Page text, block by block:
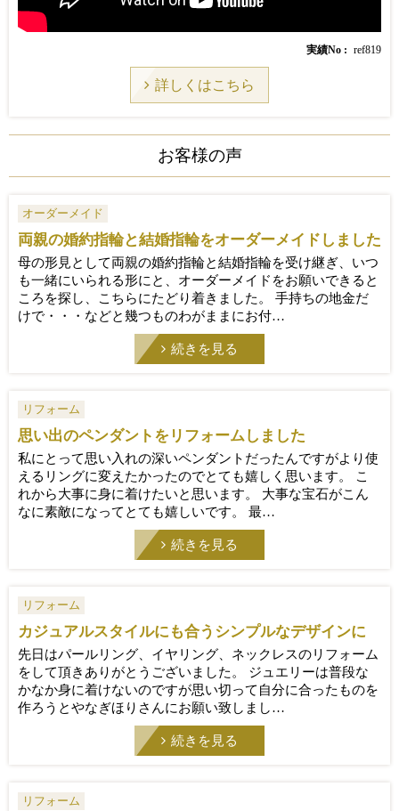
実績No ref819
詳しくはこちら
お客様の声
オーダーメイド
両親の婚約指輪と結婚指輪をオーダーメイドしました
母の形見として両親の婚約指輪と結婚指輪を受け継ぎ、いつ
も一緒にいられる形にと、オーダーメイドをお願いできると
ころを探し、こちらにたどり着きました。 手持ちの地金だ
けで・・・などと幾つものわがままにお付…
続きを見る
リフォーム
思い出のペンダントをリフォームしました
私にとって思い入れの深いペンダントだったんですがより使
えるリングに変えたかったのでとても嬉しく思います。 こ
れから大事に身に着けたいと思います。 大事な宝石がこん
なに素敵になってとても嬉しいです。 最…
続きを見る
リフォーム
カジュアルスタイルにも合うシンプルなデザインに
先日はパールリング、イヤリング、ネックレスのリフォーム
をして頂きありがとうございました。 ジュエリーは普段な
かなか身に着けないのですが思い切って自分に合ったものを
作ろうとやなぎほりさんにお願い致しまし…
続きを見る
リフォーム